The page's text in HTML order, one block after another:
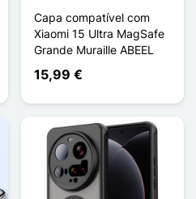
Capa compatível com
Xiaomi 15 Ultra MagSafe
Grande Muraille ABEEL
15,99 €